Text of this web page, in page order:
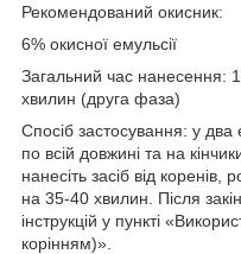
Рекомендований окисник:
6% окисної емульсії
Загальний час нанесення:
хвилин (друга фаза)
Спосіб застосування: у два
по всій довжині та на
нанесіть засіб від
на 35-40 хвилин. Після
інструкцій у пункті
корінням)».